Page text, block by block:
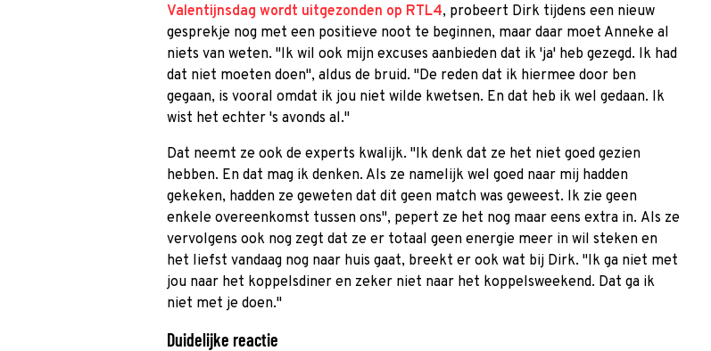
Valentijnsdag wordt uitgezonden op RTL4, probeert Dirk tijdens een nieuw
gesprekje nog met een positieve noot te beginnen, maar daar moet Anneke al
niets van weten. "Ik wil ook mijn excuses aanbieden dat ik 'ja' heb gezegd. Ik had
dat niet moeten doen", aldus de bruid. "De reden dat ik hiermee door ben
gegaan, is vooral omdat ik jou niet wilde kwetsen. En dat heb ik wel gedaan. Ik
wist het echter 's avonds al."
Dat neemt ze ook de experts kwalijk. "Ik denk dat ze het niet goed gezien
hebben. En dat mag ik denken. Als ze namelijk wel goed naar mij hadden
gekeken, hadden ze geweten dat dit geen match was geweest. Ik zie geen
enkele overeenkomst tussen ons", pepert ze het nog maar eens extra in. Als ze
vervolgens ook nog zegt dat ze er totaal geen energie meer in wil steken en
het liefst vandaag nog naar huis gaat, breekt er ook wat bij Dirk. "Ik ga niet met
jou naar het koppelsdiner en zeker niet naar het koppelsweekend. Dat ga ik
niet met je doen."
Duidelijke reactie